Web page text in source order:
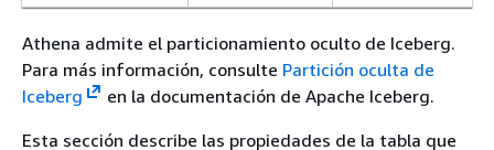
Athena admite el particionamiento oculto de Iceberg.
Para más información, consulte Partición oculta de
Iceberg
en la documentación de Apache Iceberg.
Esta sección describe las propiedades de la tabla que